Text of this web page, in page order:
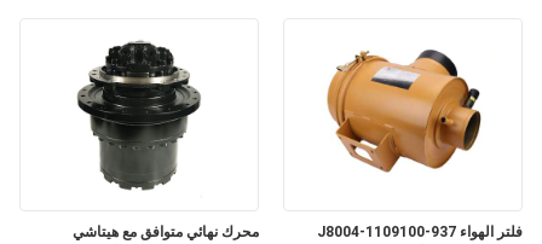
محرك نهائي متوافق مع هيتاشي
فلتر الهواء J8004-1109100-937